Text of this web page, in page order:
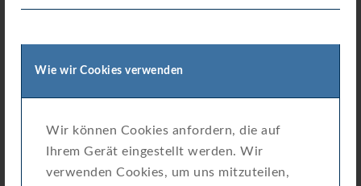
Wie wir Cookies verwenden
Wir können Cookies anfordern, die auf
Ihrem Gerät eingestellt werden. Wir
verwenden Cookies, um uns mitzuteilen,
Dateigröße
Datei-Anzahl 1
Erstellungsdatum 2. Juli 2024